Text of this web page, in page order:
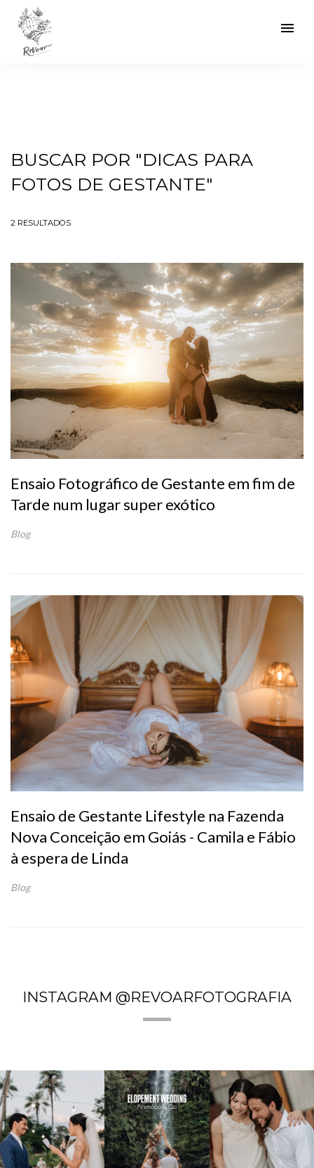
menu
BUSCAR POR "DICAS PARA
FOTOS DE GESTANTE"
2 RESULTADOS
Ensaio Fotográfico de Gestante em fim de
Tarde num lugar super exótico
Blog
Ensaio de Gestante Lifestyle na Fazenda
Nova Conceição em Goiás - Camila e Fábio
à espera de Linda
Blog
INSTAGRAM @REVOARFOTOGRAFIA